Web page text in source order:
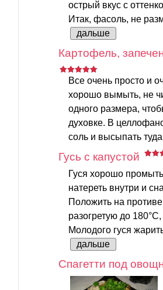
острый вкус с
Итак, фасоль, не
дальше
Картофель,
Все очень просто и
хорошо вымыть, не
одного размера,
духовке. В
соль и высыпать
Гусь с капустой
Гуся хорошо
натереть внутри и
Положить на
разогретую до
Молодого гуся
дальше
Спагетти под